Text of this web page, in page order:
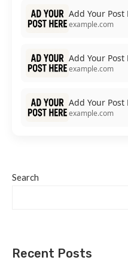
Add Your Post
example.com
Add Your Post
example.com
Add Your Post
example.com
Search
Recent Posts